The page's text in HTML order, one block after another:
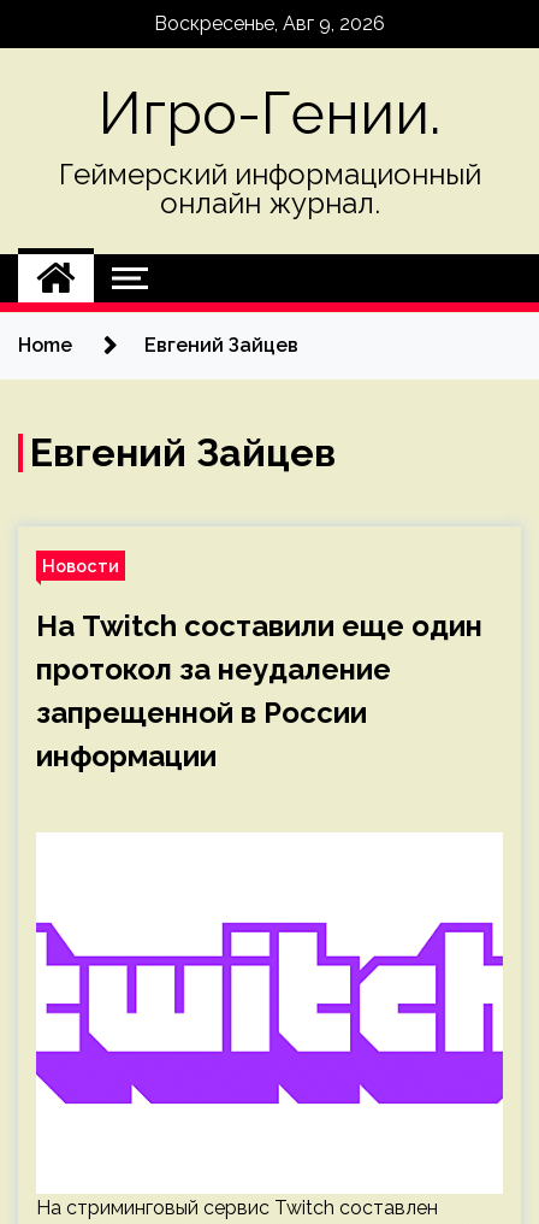
Воскресенье, Авг 9, 2026
Игро-Гении.
Геймерский информационный
онлайн журнал.
Home Евгений Зайцев
Евгений Зайцев
Новости
На Twitch составили еще один
протокол за неудаление
запрещенной в России
информации
На стриминговый сервис Twitch составлен